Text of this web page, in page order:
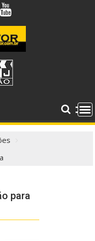
para